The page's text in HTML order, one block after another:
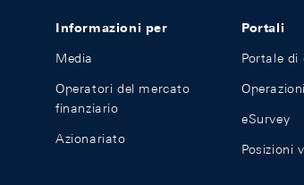
Informazioni per
Media
Operatori del mercato
finanziario
Azionariato
Portali
Portale di
eSurvey
Posizioni